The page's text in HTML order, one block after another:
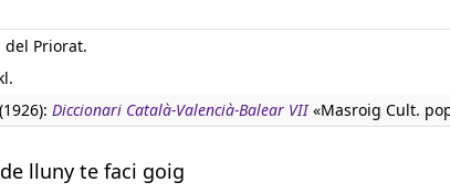
del Priorat.
Diccionari Català-Valencià-Balear VII«Masroig Cult.
lluny te faci goig